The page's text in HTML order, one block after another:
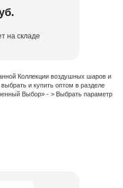
на складе
Коллекции воздушных шаров и
и купить оптом в разделе
Выбор» - > Выбрать параметр